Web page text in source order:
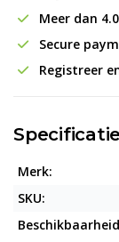
Meer dan
Secure
Registreer
Merk:
SKU: